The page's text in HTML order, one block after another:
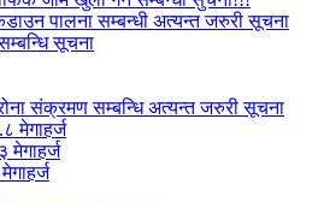
पालना सम्बन्धी अत्यन्त जरुरी सूचना
सूचना
संक्रमण सम्बन्धि अत्यन्त जरुरी सूचना
मेगाहर्ज
मेगाहर्ज